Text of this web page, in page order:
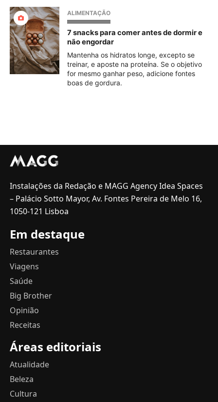
ALIMENTAÇÃO
7 snacks para comer antes de dormir e
não engordar
Mantenha os hidratos longe, excepto se
treinar, e aposte na proteína. Se o objetivo
for mesmo ganhar peso, adicione fontes
boas de gordura.
Instalações da Redação e MAGG Agency Idea Spaces
– Palácio Sotto Mayor, Av. Fontes Pereira de Melo 16,
1050-121 Lisboa
Em destaque
Restaurantes
Viagens
Saúde
Big Brother
Opinião
Receitas
Áreas editoriais
Atualidade
Beleza
Cultura